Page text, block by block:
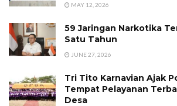
MAY 12, 2026
59 Jaringan Narkotika
Satu Tahun
JUNE 27, 2026
Tri Tito Karnavian Ajak
Tempat Pelayanan
Desa